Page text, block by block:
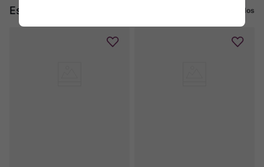
Escuro Rojo Ver todos